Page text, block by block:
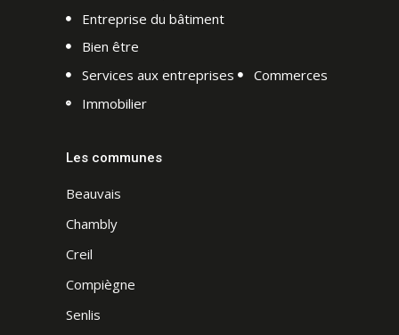
Entreprise du bâtiment
Bien être
Services aux entreprises
Commerces
Immobilier
Les communes
Beauvais
Chambly
Creil
Compiègne
Senlis